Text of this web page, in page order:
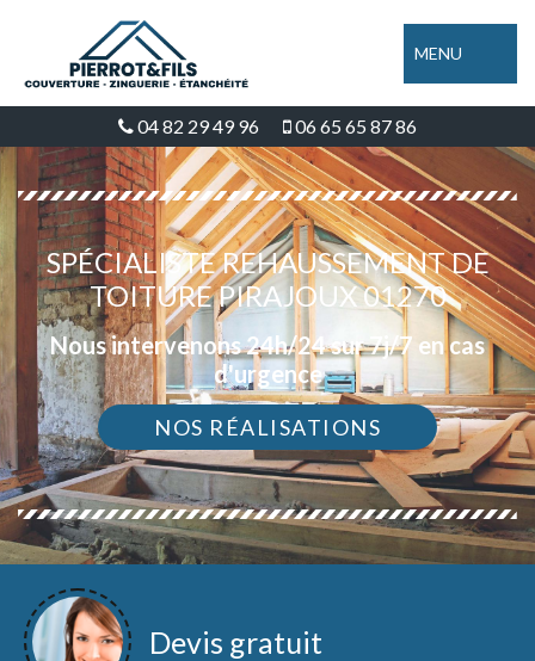
MENU
04 82 29 49 96 06 65 65 87 86
SPÉCIALISTE REHAUSSEMENT DE
TOITURE PIRAJOUX 01270
Nous intervenons 24h/24 sur 7j/7 en cas
d'urgence
NOS RÉALISATIONS
Devis gratuit